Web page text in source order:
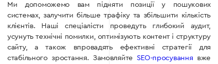
Ми допоможемо вам підняти позиції у пошукових
системах, залучити більше трафіку та збільшити кількість
клієнтів. Наші спеціалісти проведуть глибокий аудит,
усунуть технічні помилки, оптимізують контент і структуру
сайту, а також впровадять ефективні стратегії для
стабільного зростання. Замовляйте SEO-просування вже